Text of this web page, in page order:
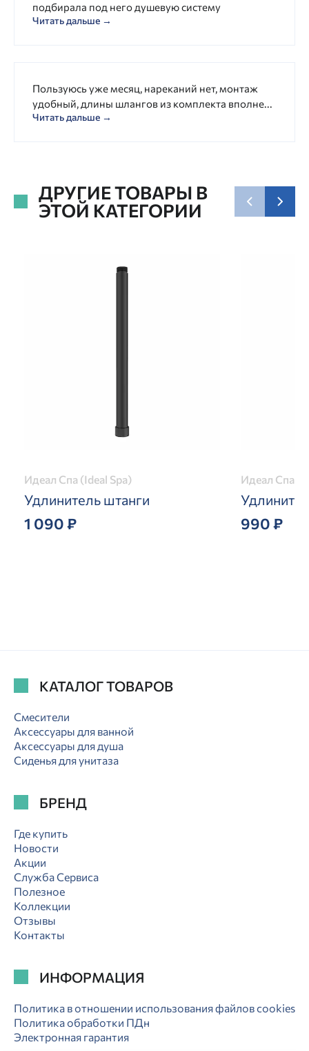
подбирала под него душевую систему
Читать дальше →
Пользуюсь уже месяц, нареканий нет, монтаж
удобный, длины шлангов из комплекта вполне...
Читать дальше →
ДРУГИЕ ТОВАРЫ В
ЭТОЙ КАТЕГОРИИ
Идеал Спа (Ideal Spa)
Удлинитель штанги
1 090 ₽
Идеал Спа
990 ₽
КАТАЛОГ ТОВАРОВ
Смесители
Аксессуары для ванной
Аксессуары для душа
Сиденья для унитаза
БРЕНД
Где купить
Новости
Акции
Служба Сервиса
Полезное
Коллекции
Отзывы
Контакты
ИНФОРМАЦИЯ
Политика в отношении использования файлов cookies
Политика обработки ПДн
Электронная гарантия